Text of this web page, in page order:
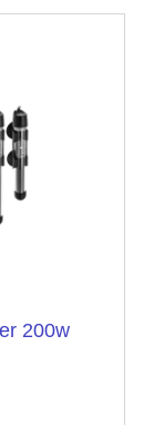
200w